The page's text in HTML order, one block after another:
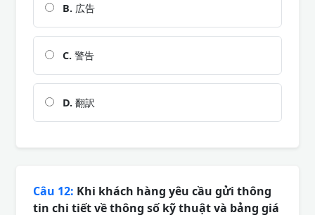
B. 広告
C. 警告
D. 翻訳
Câu 12: Khi khách hàng yêu cầu gửi thông
tin chi tiết về thông số kỹ thuật và bảng giá